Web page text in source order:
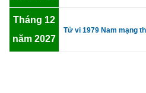
Tháng 12
năm 2027
Tử vi 1979 Nam mạng